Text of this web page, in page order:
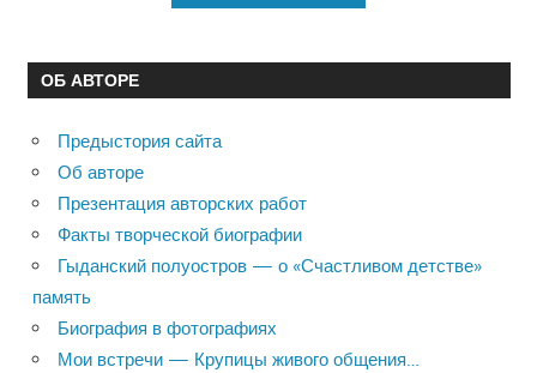
ОБ АВТОРЕ
Предыстория сайта
Об авторе
Презентация авторских работ
Факты творческой биографии
Гыданский полуостров — о «Счастливом детстве»
память
Биография в фотографиях
Мои встречи — Крупицы живого общения…